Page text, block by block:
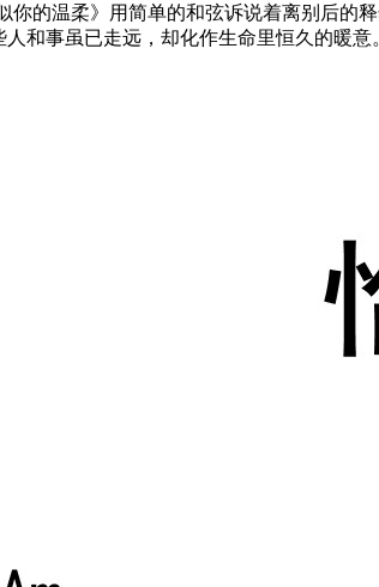
的温柔》用简单的和弦诉说着离别后的
和事虽已走远，却化作生命里恒久的暖意